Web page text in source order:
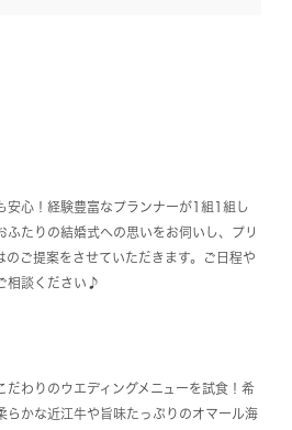
安心！経験豊富なプランナーが1組1組し
ふたりの結婚式への思いをお伺いし、プリ
のご提案をさせていただきます。ご日程や
相談ください♪
だわりのウエディングメニューを試食！希
らかな近江牛や旨味たっぷりのオマール海